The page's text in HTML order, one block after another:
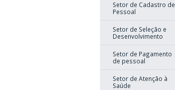
Setor de Cadastro de
Pessoal
Setor de Seleção e
Desenvolvimento
Setor de Pagamento
de pessoal
Setor de Atenção à
Saúde